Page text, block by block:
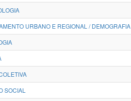
URBANO E REGIONAL / DEMOGRAFIA
SOCIAL